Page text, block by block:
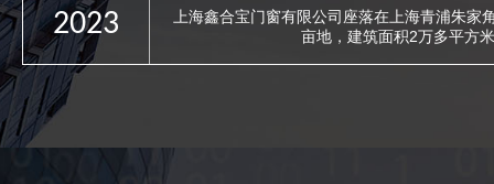
2023
上海鑫合宝门窗有限公司座落在上海青浦朱家
亩地，建筑面积2万多平方